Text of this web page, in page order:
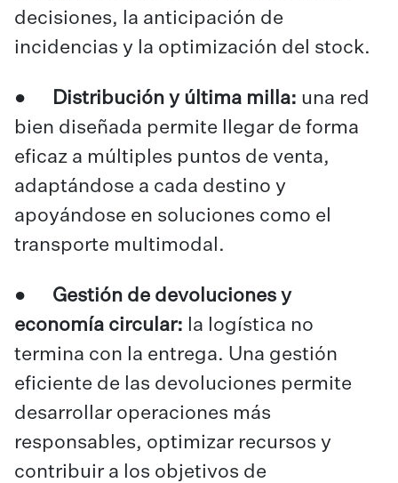
decisiones, la anticipación de
incidencias y la optimización del stock.
● Distribución y última milla: una red
bien diseñada permite llegar de forma
eficaz a múltiples puntos de venta,
adaptándose a cada destino y
apoyándose en soluciones como el
transporte multimodal .
● Gestión de devoluciones y
economía circular: la logística no
termina con la entrega. Una gestión
eficiente de las devoluciones permite
desarrollar operaciones más
responsables, optimizar recursos y
contribuir a los objetivos de